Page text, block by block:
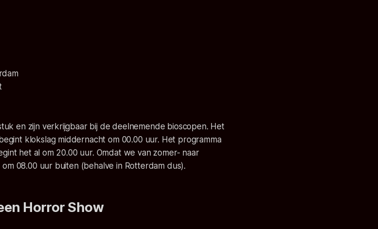
en zijn verkrijgbaar bij de deelnemende bioscopen. Het
klokslag middernacht om 00.00 uur. Het programma
het al om 20.00 uur. Omdat we van zomer- naar
08.00 uur buiten (behalve in Rotterdam dus).
Horror Show